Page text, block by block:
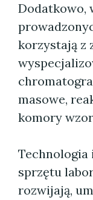
Dodatkowo,
korzystają z
masowe,
komory
Technologia
sprzętu
rozwijają,